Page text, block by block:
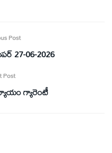
Post
27-06-2026
Post
గ్యారెంటీ